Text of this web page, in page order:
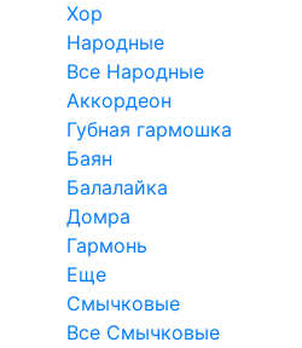
Хор
Народные
Все Народные
Аккордеон
Губная гармошка
Баян
Балалайка
Домра
Гармонь
Еще
Смычковые
Все Смычковые